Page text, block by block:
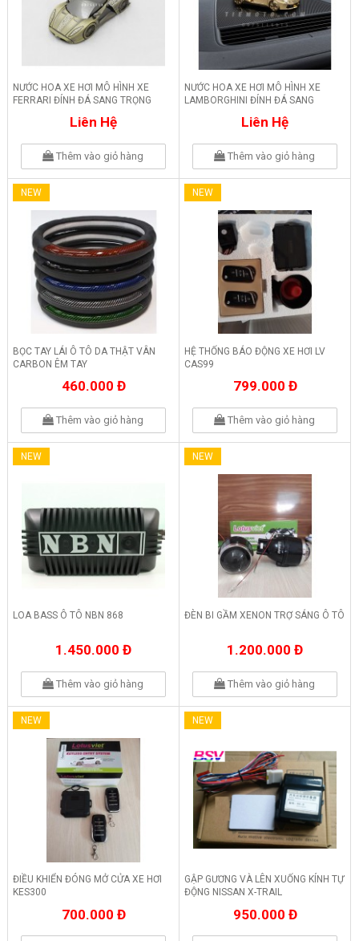
NƯỚC HOA XE HƠI MÔ HÌNH XE
FERRARI ĐÍNH ĐÁ SANG TRỌNG
Liên Hệ
Thêm vào giỏ hàng
NƯỚC HOA XE HƠI MÔ HÌNH XE
LAMBORGHINI ĐÍNH ĐÁ SANG
Liên Hệ
Thêm vào giỏ hàng
NEW
BỌC TAY LÁI Ô TÔ DA THẬT VÂN
CARBON ÊM TAY
460.000 Đ
Thêm vào giỏ hàng
NEW
HỆ THỐNG BÁO ĐỘNG XE HƠI LV
CAS99
799.000 Đ
Thêm vào giỏ hàng
NEW
LOA BASS Ô TÔ NBN 868
1.450.000 Đ
Thêm vào giỏ hàng
NEW
ĐÈN BI GẦM XENON TRỢ SÁNG Ô TÔ
1.200.000 Đ
Thêm vào giỏ hàng
NEW
ĐIỀU KHIỂN ĐÓNG MỞ CỬA XE HƠI
KES300
700.000 Đ
NEW
GẬP GƯƠNG VÀ LÊN XUỐNG KÍNH TỰ
ĐỘNG NISSAN X-TRAIL
950.000 Đ